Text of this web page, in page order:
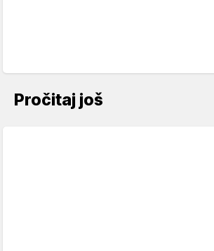
Pročitaj još